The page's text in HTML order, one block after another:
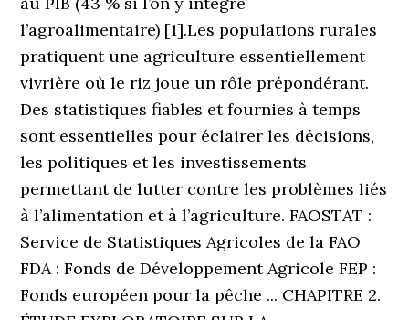
l’agroalimentaire) [1].Les populations rurales
pratiquent une agriculture essentiellement
vivrière où le riz joue un rôle prépondérant.
Des statistiques fiables et fournies à temps
sont essentielles pour éclairer les décisions,
les politiques et les investissements
permettant de lutter contre les problèmes liés
à l’alimentation et à l’agriculture. FAOSTAT :
Service de Statistiques Agricoles de la FAO
FDA : Fonds de Développement Agricole FEP :
Fonds européen pour la pêche ... CHAPITRE 2.